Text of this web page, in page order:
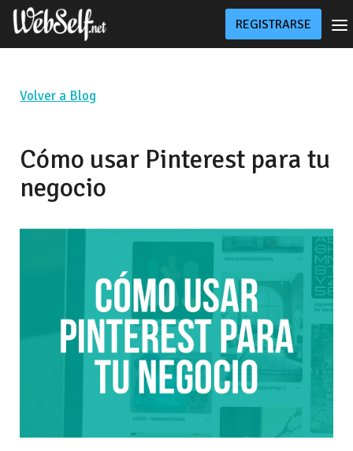
REGISTRARSE
Blog Ayuda
Volver a Blog
Cómo usar Pinterest para tu
negocio